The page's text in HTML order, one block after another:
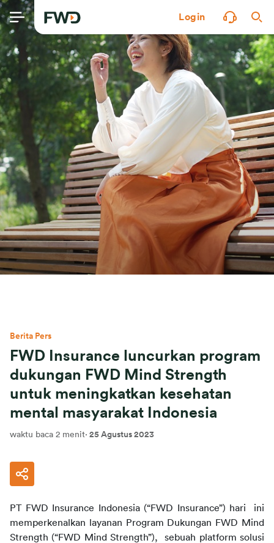
Login
Berita Pers
FWD Insurance luncurkan program
dukungan FWD Mind Strength
untuk meningkatkan kesehatan
mental masyarakat Indonesia
waktu baca 2 menit· 25 Agustus 2023
PT FWD Insurance Indonesia (“FWD Insurance”) hari
ini
memperkenalkan layanan Program Dukungan FWD Mind
Strength (“FWD Mind Strength”),
sebuah platform solusi